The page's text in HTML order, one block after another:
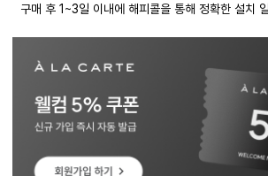
구매 후 1~3일 이내에 해피콜을 통해 정확한 설치